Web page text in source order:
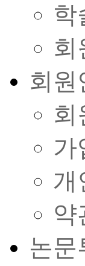
학
회
회원
회
가
개
약
논문